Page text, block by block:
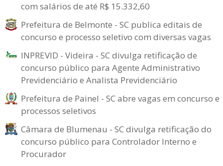
com salários de até R$ 15.332,60
Prefeitura de Belmonte - SC publica editais de
concurso e processo seletivo com diversas vagas
INPREVID - Videira - SC divulga retificação de
concurso público para Agente Administrativo
Previdenciário e Analista Previdenciário
Prefeitura de Painel - SC abre vagas em concurso e
processos seletivos
Câmara de Blumenau - SC divulga retificação do
concurso público para Controlador Interno e
Procurador